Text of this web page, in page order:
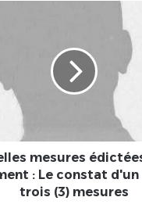
mesures
: Le constat
trois (3) mesures